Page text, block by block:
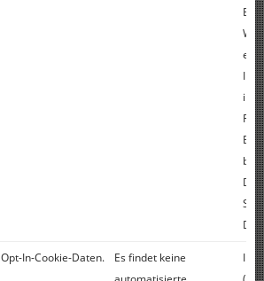
Opt-In-Cookie-Daten.
Es findet keine